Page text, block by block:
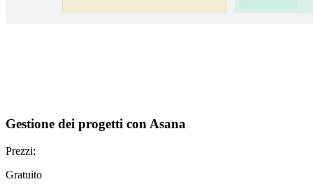
Gestione dei progetti con Asana
Prezzi:
Gratuito